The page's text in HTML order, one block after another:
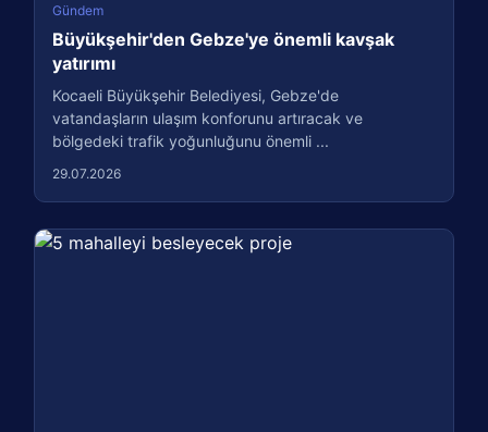
Gündem
Büyükşehir'den Gebze'ye önemli kavşak
yatırımı
Kocaeli Büyükşehir Belediyesi, Gebze'de
vatandaşların ulaşım konforunu artıracak ve
bölgedeki trafik yoğunluğunu önemli ...
29.07.2026